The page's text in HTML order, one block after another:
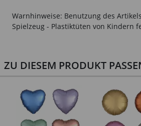
Warnhinweise: Benutzung des
Spielzeug - Plastiktüten von Kindern
ZU DIESEM PRODUKT